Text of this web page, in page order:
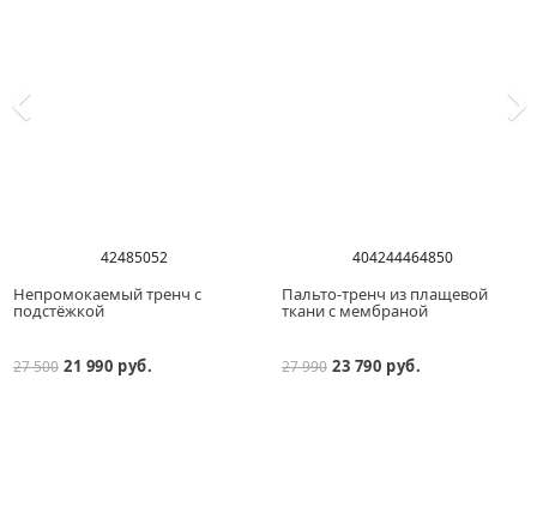
42485052
Непромокаемый тренч с
подстёжкой
27 500 21 990 руб.
404244464850
Пальто-тренч из плащевой
ткани с мембраной
27 990 23 790 руб.